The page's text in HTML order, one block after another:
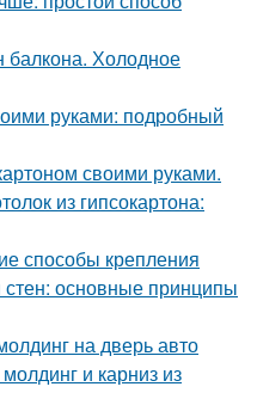
балкона. Холодное
руками: подробный
своими руками.
из гипсокартона:
способы крепления
основные принципы
на дверь авто
и карниз из